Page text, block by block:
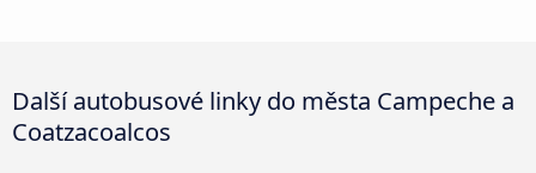
Další autobusové linky do města Campeche a
Coatzacoalcos